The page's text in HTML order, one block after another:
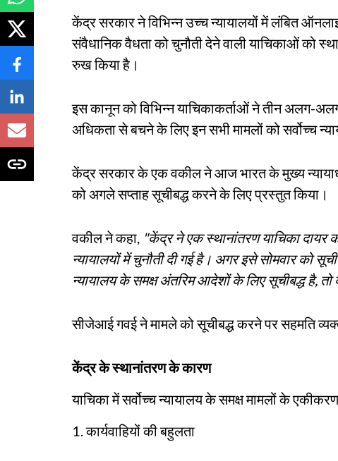
केंद्र सरकार ने विभिन्न उच्च न्यायालयों में लंबित
संवैधानिक वैधता को चुनौती देने वाली याचिकाओं को
रुख किया है।
इस कानून को विभिन्न याचिकाकर्ताओं ने तीन अलग-
अधिकता से बचने के लिए इन सभी मामलों को सर्वोच्च
केंद्र सरकार के एक वकील ने आज भारत के मुख्य
को अगले सप्ताह सूचीबद्ध करने के लिए प्रस्तुत किया।
वकील ने कहा, "केंद्र ने एक स्थानांतरण याचिका दायर
न्यायालयों में चुनौती दी गई है। अगर इसे सोमवार को
न्यायालय के समक्ष अंतरिम आदेशों के लिए सूचीबद्ध है,
सीजेआई गवई ने मामले को सूचीबद्ध करने पर सहमति
केंद्र के स्थानांतरण के कारण
याचिका में सर्वोच्च न्यायालय के समक्ष मामलों के
1. कार्यवाहियों की बहुलता